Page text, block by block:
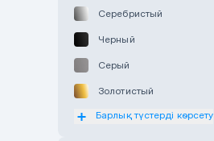
Серебристый
Черный
Серый
Золотистый
Оранжевый
Барлық түстерді көрсету